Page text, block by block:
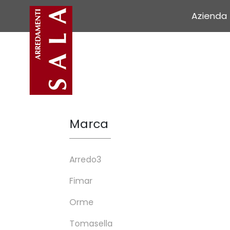
Azienda
Marca
Arredo3
Fimar
Orme
Tomasella